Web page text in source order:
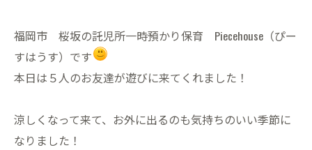
福岡市 桜坂の託児所一時預かり保育 Piecehouse（ぴー
すはうす）です
本日は５人のお友達が遊びに来てくれました！
涼しくなって来て、お外に出るのも気持ちのいい季節に
なりました！